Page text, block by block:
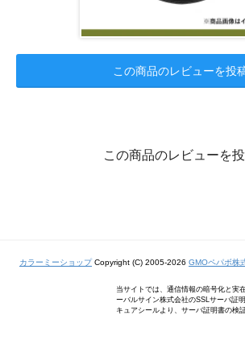
この商品のレビューを投
この商品のレビューを
カラーミーショップCopyright (C) 2005-2026 GMOペパボ株
当サイトでは、通信情報の暗号化と実
ーバルサイン株式会社のSSLサーバ証
キュアシールより、サーバ証明書の検